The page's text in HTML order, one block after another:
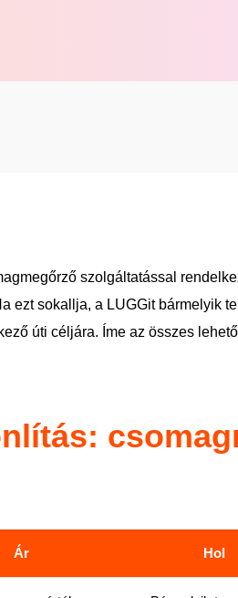
szolgáltatással
ezt sokallja, a LUGGit bármelyik
úti céljára. Íme az összes
Ár Hol